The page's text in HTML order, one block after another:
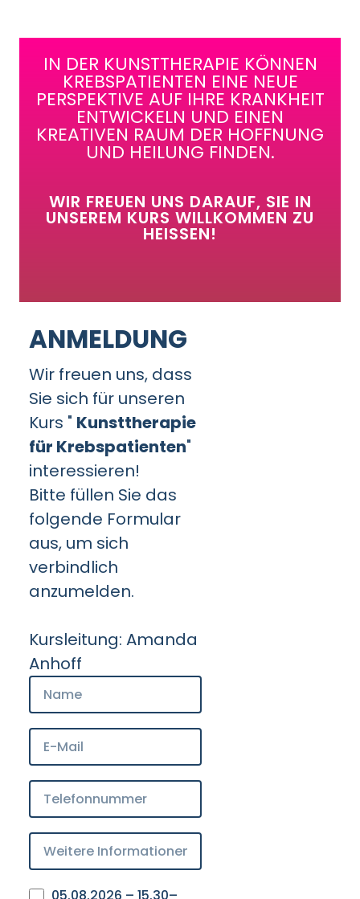
IN DER KUNSTTHERAPIE KÖNNEN
KREBSPATIENTEN EINE NEUE
PERSPEKTIVE AUF IHRE KRANKHEIT
ENTWICKELN UND EINEN
KREATIVEN RAUM DER HOFFNUNG
UND HEILUNG FINDEN.
WIR FREUEN UNS DARAUF, SIE IN
UNSEREM KURS WILLKOMMEN ZU
HEISSEN!
ANMELDUNG
Wir freuen uns, dass
Sie sich für unseren
Kurs " Kunsttherapie
für Krebspatienten"
interessieren!
Bitte füllen Sie das
folgende Formular
aus, um sich
verbindlich
anzumelden.
Kursleitung: Amanda
Anhoff